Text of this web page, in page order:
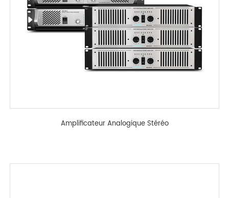
Amplificateur Analogique Stéréo